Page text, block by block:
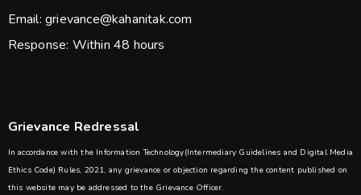
Email: grievance@kahanitak.com
Response: Within 48 hours
Grievance Redressal
In accordance with the Information Technology(Intermediary Guidelines and Digital Media
Ethics Code) Rules, 2021, any grievance or objection regarding the content published on
this website may be addressed to the Grievance Officer.